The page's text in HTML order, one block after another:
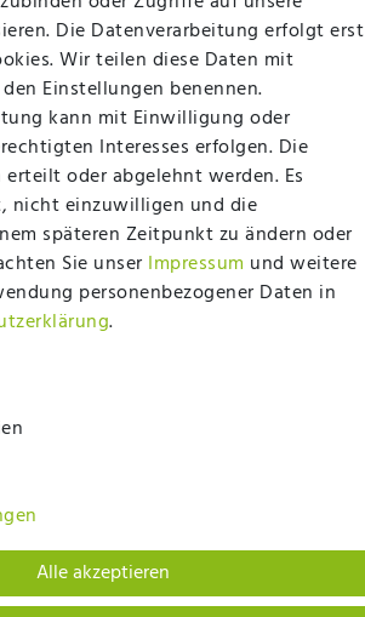
Die Datenverarbeitung erfolgt erst
Wir teilen diese Daten mit
Einstellungen benennen.
kann mit Einwilligung oder
Interesses erfolgen. Die
oder abgelehnt werden. Es
nicht einzuwilligen und die
späteren Zeitpunkt zu ändern oder
Sie unser Impressum und weitere
personenbezogener Daten in
.
Alle akzeptieren
Template von Plenty Lions
BACK TO TOP